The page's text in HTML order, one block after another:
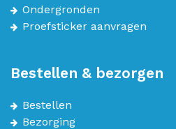
Ondergronden
Proefsticker aanvragen
Bestellen & bezorgen
Bestellen
Bezorging